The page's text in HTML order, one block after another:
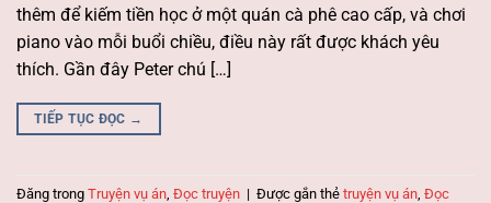
thêm để kiếm tiền học ở một quán cà phê cao cấp, và chơi
piano vào mỗi buổi chiều, điều này rất được khách yêu
thích. Gần đây Peter chú […]
TIẾP TỤC ĐỌC →
Đăng trong Truyện vụ án Đọc truyện | Được gắn thẻ truyện vụ án Đọc